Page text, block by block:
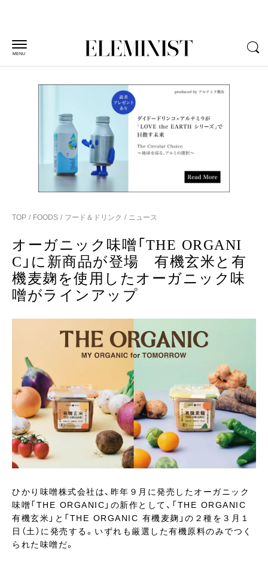
MENU
TOP FOODS フード＆ドリンク ニュース
オーガニック味噌「THE ORGANI
C」に新商品が登場 有機玄米と有
機麦麹を使用したオーガニック味
噌がラインアップ
ひかり味噌󠄀株式会社は、昨年９月に発売したオーガニック
味噌󠄀「THE ORGANIC」の新作として、「THE ORGANIC
有機玄米」と「THE ORGANIC 有機麦麹」の２種を３月１
日（土）に発売する。いずれも厳選した有機原料のみでつく
られた味噌だ。